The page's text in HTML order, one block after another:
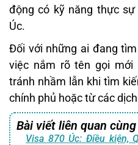
động có kỹ năng thực
Úc.
Đối với những ai đang
việc nắm rõ tên gọi
tránh nhầm lẫn khi tìm
chính phủ hoặc từ các
Bài viết liên quan
Visa 870 Úc: Điều kiện,